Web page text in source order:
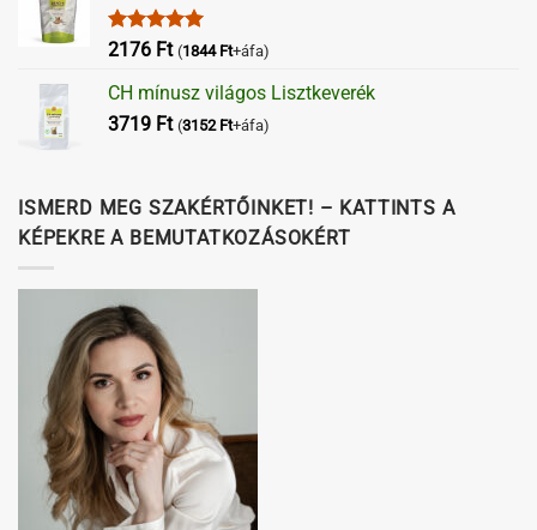
Értékelés:
2176 Ft (1844 Ft+áfa)
CH mínusz világos Lisztkeverék
3719 Ft (3152 Ft+áfa)
ISMERD MEG SZAKÉRTŐINKET! – KATTINTS A
KÉPEKRE A BEMUTATKOZÁSOKÉRT